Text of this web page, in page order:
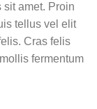
sit amet. Proin
tellus vel elit
Cras felis
fermentum